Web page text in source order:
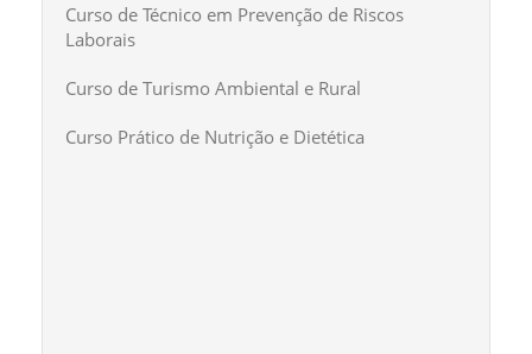
Curso de Técnico em Prevenção de Riscos
Laborais
Curso de Turismo Ambiental e Rural
Curso Prático de Nutrição e Dietética